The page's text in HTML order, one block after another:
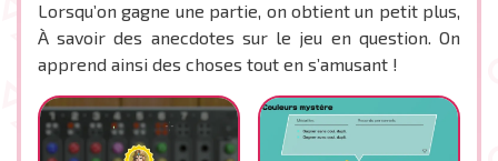
Lorsqu’on gagne une partie, on obtient un petit plus,
À savoir des anecdotes sur le jeu en question. On
apprend ainsi des choses tout en s’amusant !